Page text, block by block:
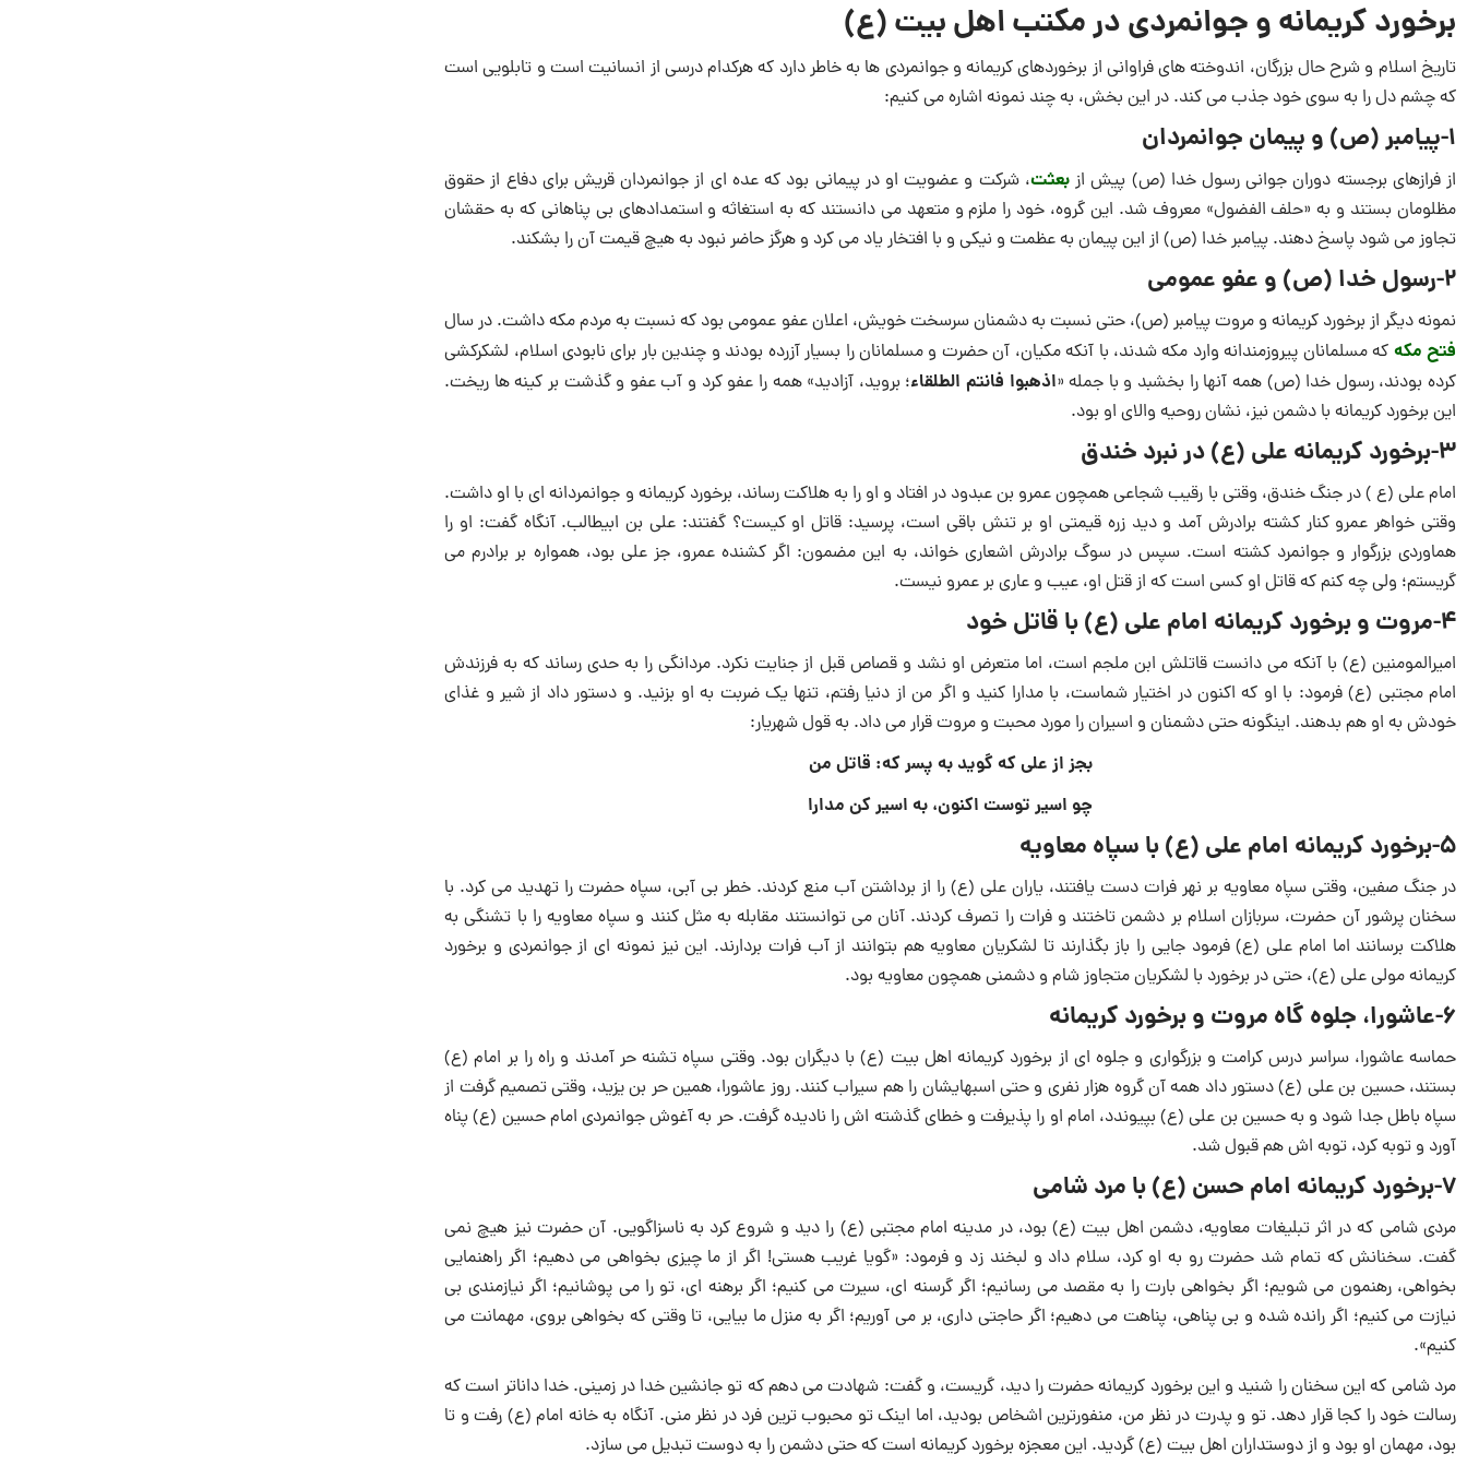
برخورد کریمانه و جوانمردی در مکتب اهل بیت (ع)
تاریخ اسلام و شرح حال بزرگان، اندوخته های فراوانی از برخوردهای کریمانه و جوانمردی ها به خاطر دارد که هرکدام درسی از انسانیت است و تابلویی است
که چشم دل را به سوی خود جذب می کند. در این بخش، به چند نمونه اشاره می کنیم:
1-پیامبر (ص) و پیمان جوانمردان
از فرازهای برجسته دوران جوانی رسول خدا (ص) پیش ازبعثت، شرکت و عضویت او در پیمانی بود که عده ای از جوانمردان قریش برای دفاع از حقوق
مظلومان بستند و به «حلف الفضول» معروف شد. این گروه، خود را ملزم و متعهد می دانستند که به استغاثه و استمدادهای بی پناهانی که به حقشان
تجاوز می شود پاسخ دهند. پیامبر خدا (ص) از این پیمان به عظمت و نیکی و با افتخار یاد می کرد و هرگز حاضر نبود به هیچ قیمت آن را بشکند.
2-رسول خدا (ص) و عفو عمومی
نمونه دیگر از برخورد کریمانه و مروت پیامبر (ص)، حتی نسبت به دشمنان سرسخت خویش، اعلان عفو عمومی بود که نسبت به مردم مکه داشت. در سال
فتح مکه که مسلمانان پیروزمندانه وارد مکه شدند، با آنکه مکیان، آن حضرت و مسلمانان را بسیار آزرده بودند و چندین بار برای نابودی اسلام، لشکرکشی
کرده بودند، رسول خدا (ص) همه آنها را بخشبد و با جمله «اذهبوا فانتم الطلقاء؛ بروید، آزادید» همه را عفو کرد و آب عفو و گذشت بر کینه ها ریخت.
این برخورد کریمانه با دشمن نیز، نشان روحیه والای او بود.
3-برخورد کریمانه علی (ع) در نبرد خندق
امام علی (ع ) در جنگ خندق، وقتی با رقیب شجاعی همچون عمرو بن عبدود در افتاد و او را به هلاکت رساند، برخورد کریمانه و جوانمردانه ای با او داشت.
وقتی خواهر عمرو کنار کشته برادرش آمد و دید زره قیمتی او بر تنش باقی است، پرسید: قاتل او کیست؟ گفتند: علی بن ابیطالب. آنگاه گفت: او را
هماوردی بزرگوار و جوانمرد کشته است. سپس در سوگ برادرش اشعاری خواند، به این مضمون: اگر کشنده عمرو، جز علی بود، همواره بر برادرم می
گریستم؛ ولی چه کنم که قاتل او کسی است که از قتل او، عیب و عاری بر عمرو نیست.
4-مروت و برخورد کریمانه امام علی (ع) با قاتل خود
امیرالمومنین (ع) با آنکه می دانست قاتلش ابن ملجم است، اما متعرض او نشد و قصاص قبل از جنایت نکرد. مردانگی را به حدی رساند که به فرزندش
امام مجتبی (ع) فرمود: با او که اکنون در اختیار شماست، با مدارا کنید و اگر من از دنیا رفتم، تنها یک ضربت به او بزنید. و دستور داد از شیر و غذای
خودش به او هم بدهند. اینگونه حتی دشمنان و اسیران را مورد محبت و مروت قرار می داد. به قول شهریار:
بجز از علی که گوید به پسر که: قاتل من
چو اسیر توست اکنون، به اسیر کن مدارا
5-برخورد کریمانه امام علی (ع) با سپاه معاویه
در جنگ صفین، وقتی سپاه معاویه بر نهر فرات دست یافتند، یاران علی (ع) را از برداشتن آب منع کردند. خطر بی آبی، سپاه حضرت را تهدید می کرد. با
سخنان پرشور آن حضرت، سربازان اسلام بر دشمن تاختند و فرات را تصرف کردند. آنان می توانستند مقابله به مثل کنند و سپاه معاویه را با تشنگی به
هلاکت برسانند اما امام علی (ع) فرمود جایی را باز بگذارند تا لشکریان معاویه هم بتوانند از آب فرات بردارند. این نیز نمونه ای از جوانمردی و برخورد
کریمانه مولی علی (ع)، حتی در برخورد با لشکریان متجاوز شام و دشمنی همچون معاویه بود.
6-عاشورا، جلوه گاه مروت و برخورد کریمانه
حماسه عاشورا، سراسر درس کرامت و بزرگواری و جلوه ای از برخورد کریمانه اهل بیت (ع) با دیگران بود. وقتی سپاه تشنه حر آمدند و راه را بر امام (ع)
بستند، حسین بن علی (ع) دستور داد همه آن گروه هزار نفری و حتی اسبهایشان را هم سیراب کنند. روز عاشورا، همین حر بن یزید، وقتی تصمیم گرفت از
سپاه باطل جدا شود و به حسین بن علی (ع) بپیوندد، امام او را پذیرفت و خطای گذشته اش را نادیده گرفت. حر به آغوش جوانمردی امام حسین (ع) پناه
آورد و توبه کرد، توبه اش هم قبول شد.
7-برخورد کریمانه امام حسن (ع) با مرد شامی
مردی شامی که در اثر تبلیغات معاویه، دشمن اهل بیت (ع) بود، در مدینه امام مجتبی (ع) را دید و شروع کرد به ناسزاگویی. آن حضرت نیز هیچ نمی
گفت. سخنانش که تمام شد حضرت رو به او کرد، سلام داد و لبخند زد و فرمود: «گویا غریب هستی! اگر از ما چیزی بخواهی می دهیم؛ اگر راهنمایی
بخواهی، رهنمون می شویم؛ اگر بخواهی بارت را به مقصد می رسانیم؛ اگر گرسنه ای، سیرت می کنیم؛ اگر برهنه ای، تو را می پوشانیم؛ اگر نیازمندی بی
نیازت می کنیم؛ اگر رانده شده و بی پناهی، پناهت می دهیم؛ اگر حاجتی داری، بر می آوریم؛ اگر به منزل ما بیایی، تا وقتی که بخواهی بروی، مهمانت می
کنیم».
مرد شامی که این سخنان را شنید و این برخورد کریمانه حضرت را دید، گریست، و گفت: شهادت می دهم که تو جانشین خدا در زمینی. خدا داناتر است که
رسالت خود را کجا قرار دهد. تو و پدرت در نظر من، منفورترین اشخاص بودید، اما اینک تو محبوب ترین فرد در نظر منی. آنگاه به خانه امام (ع) رفت و تا
بود، مهمان او بود و از دوستداران اهل بیت (ع) گردید. این معجزه برخورد کریمانه است که حتی دشمن را به دوست تبدیل می سازد.